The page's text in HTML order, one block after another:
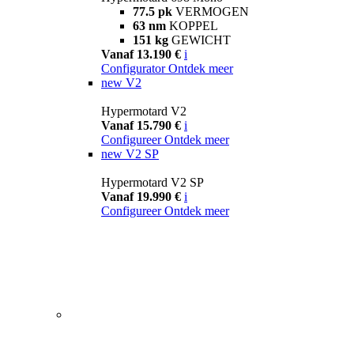
77.5 pk VERMOGEN
63 nm KOPPEL
151 kg GEWICHT
Vanaf 13.190 € i
Configurator Ontdek meer
new V2
Hypermotard V2
Vanaf 15.790 € i
Configureer Ontdek meer
new V2 SP
Hypermotard V2 SP
Vanaf 19.990 € i
Configureer Ontdek meer